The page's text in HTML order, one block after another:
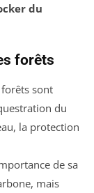
du
forêts
sont
du
la protection
de sa
mais